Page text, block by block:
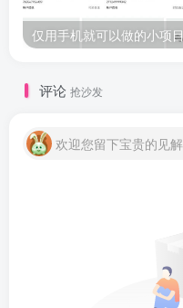
评论 抢沙发
欢迎您留下宝贵的见解